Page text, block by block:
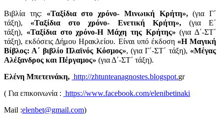
Βιβλία της: «Ταξίδια στο χρόνο- Μινωική Κρήτη»,(για Γ΄
τάξη), «Ταξίδια στο χρόνο- Ενετική Κρήτη»,(για Ε΄
τάξη), «Ταξίδια στο χρόνο-Η Μάχη της Κρήτης» (για Δ΄-ΣΤ΄
τάξη), εκδόσεις Δήμου Ηρακλείου. Είναι υπό έκδοση «Η Μαγική
Βίβλος: Α΄ βιβλίο Πλαϊνός Κόσμος», (για Γ΄-ΣΤ΄ τάξη), «Μέγας
Αλέξανδρος και Πέργαμος» (για Δ΄-ΣΤ΄ τάξη).
Ελένη Μπετεινάκη, http://zhtunteanagnostes.blogspot.gr
( Για επικοινωνία : https://www.facebook.com/elenibetinaki
Mail :elenbet@gmail.com)